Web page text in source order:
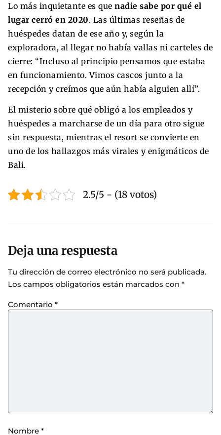
Lo más inquietante es que nadie sabe por qué el
lugar cerró en 2020. Las últimas reseñas de
huéspedes datan de ese año y, según la
exploradora, al llegar no había vallas ni carteles de
cierre: “Incluso al principio pensamos que estaba
en funcionamiento. Vimos cascos junto a la
recepción y creímos que aún había alguien allí”.
El misterio sobre qué obligó a los empleados y
huéspedes a marcharse de un día para otro sigue
sin respuesta, mientras el resort se convierte en
uno de los hallazgos más virales y enigmáticos de
Bali.
2.5/5 - (18 votos)
Deja una respuesta
Tu dirección de correo electrónico no será publicada.
Los campos obligatorios están marcados con *
Comentario *
Nombre *